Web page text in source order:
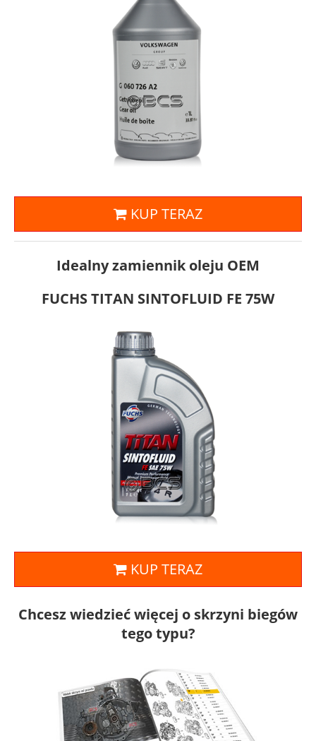
KUP TERAZ
Idealny zamiennik oleju OEM
FUCHS TITAN SINTOFLUID FE 75W
KUP TERAZ
Chcesz wiedzieć więcej o skrzyni biegów
tego typu?